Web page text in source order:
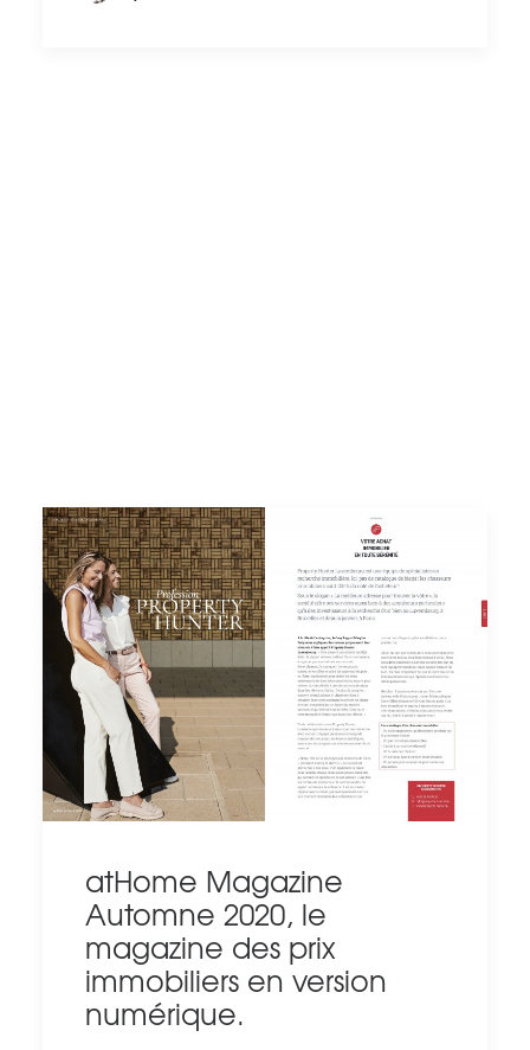
atHome Magazine
Automne 2020, le
magazine des prix
immobiliers en version
numérique.